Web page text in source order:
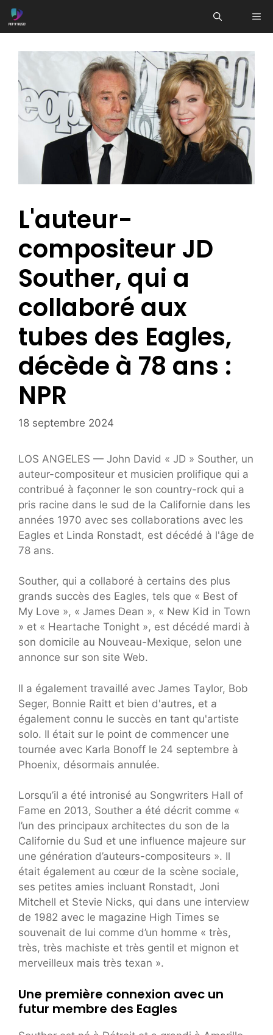
Aller
au
L'auteur-
compositeur JD
Souther, qui a
collaboré aux
tubes des Eagles,
décède à 78 ans :
NPR
18 septembre 2024
LOS ANGELES — John David « JD » Souther, un
auteur-compositeur et musicien prolifique qui a
contribué à façonner le son country-rock qui a
pris racine dans le sud de la Californie dans les
années 1970 avec ses collaborations avec les
Eagles et Linda Ronstadt, est décédé à l'âge de
78 ans.
Souther, qui a collaboré à certains des plus
grands succès des Eagles, tels que « Best of
My Love », « James Dean », « New Kid in Town
» et « Heartache Tonight », est décédé mardi à
son domicile au Nouveau-Mexique, selon une
annonce sur son site Web.
Il a également travaillé avec James Taylor, Bob
Seger, Bonnie Raitt et bien d'autres, et a
également connu le succès en tant qu'artiste
solo. Il était sur le point de commencer une
tournée avec Karla Bonoff le 24 septembre à
Phoenix, désormais annulée.
Lorsqu’il a été intronisé au Songwriters Hall of
Fame en 2013, Souther a été décrit comme «
l’un des principaux architectes du son de la
Californie du Sud et une influence majeure sur
une génération d’auteurs-compositeurs ». Il
était également au cœur de la scène sociale,
ses petites amies incluant Ronstadt, Joni
Mitchell et Stevie Nicks, qui dans une interview
de 1982 avec le magazine High Times se
souvenait de lui comme d’un homme « très,
très, très machiste et très gentil et mignon et
merveilleux mais très texan ».
Une première connexion avec un
futur membre des Eagles